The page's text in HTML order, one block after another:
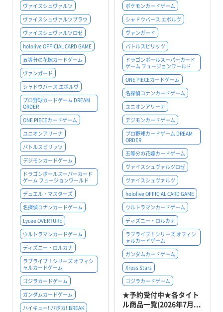
ヴァイスシュヴァルツ
ヴァイスシュヴァルツブラウ
ヴァイスシュヴァルツロゼ
hololive OFFICIAL CARD GAME
五等分の花嫁カードゲーム
ヴァンガード
シャドウバース エボルヴ
プロ野球カードゲーム DREAM
ORDER
ONE PIECEカードゲーム
ユニオンアリーナ
バトルスピリッツ
デジモンカードゲーム
ドラゴンボールスーパーカード
ゲーム フュージョンワールド
デュエル・マスターズ
名探偵コナンカードゲーム
Lycee OVERTURE
ウルトラマンカードゲーム
ディズニー・ロルカナ
ラブライブ！シリーズ オフィシ
ャルカードゲーム
ゴジラカードゲーム
ガンダムカードゲーム
ハイキュー!!バボカ!!BREAK
ポケモンカードゲーム
シャドウバース エボルヴ
ヴァンガード
バトルスピリッツ
ドラゴンボールスーパーカード
ゲーム フュージョンワールド
ONE PIECEカードゲーム
名探偵コナンカードゲーム
ユニオンアリーナ
デジモンカードゲーム
プロ野球カードゲーム DREAM
ORDER
五等分の花嫁カードゲーム
ヴァイスシュヴァルツロゼ
ヴァイスシュヴァルツ
hololive OFFICIAL CARD GAME
ウルトラマンカードゲーム
ディズニー・ロルカナ
ラブライブ！シリーズ オフィシ
ャルカードゲーム
ガンダムカードゲーム
Xross Stars
ゴジラカードゲーム
★予約受付中★各タイト
ル商品一覧(2026年7月...